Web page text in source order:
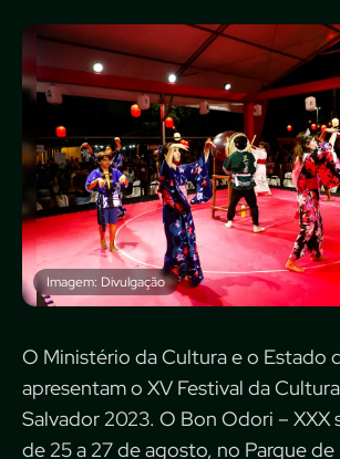
Imagem: Divulgação
O Ministério da Cultura e o Estado
apresentam o XV Festival da
Salvador 2023. O Bon Odori – XXX
de 25 a 27 de agosto, no Parque